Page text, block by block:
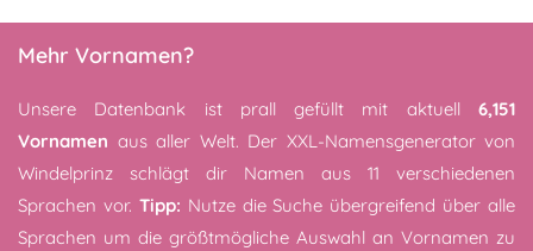
Mehr Vornamen?
Unsere Datenbank ist prall gefüllt mit aktuell 6,151
Vornamen aus aller Welt. Der XXL-Namensgenerator von
Windelprinz schlägt dir Namen aus 11 verschiedenen
Sprachen vor. Tipp: Nutze die Suche übergreifend über alle
Sprachen um die größtmögliche Auswahl an Vornamen zu